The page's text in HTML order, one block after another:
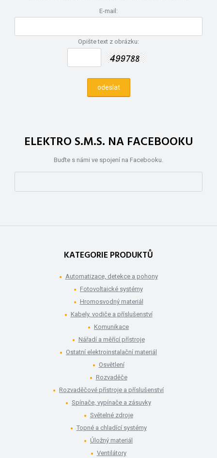
E-mail:
Opište text z obrázku:
ELEKTRO S.M.S. NA FACEBOOKU
Buďte s námi ve spojení na Facebooku.
KATEGORIE PRODUKTŮ
Automatizace, detekce a pohony
Fotovoltaické systémy
Hromosvodný materiál
Kabely, vodiče a příslušenství
Komunikace
Nářadí a měřící přístroje
Ostatní elektroinstalační materiál
Osvětlení
Rozvaděče
Rozvaděčové přístroje a příslušenství
Spínače, vypínače a zásuvky
Světelné zdroje
Topné a chladící systémy
Úložný materiál
Ventilátory